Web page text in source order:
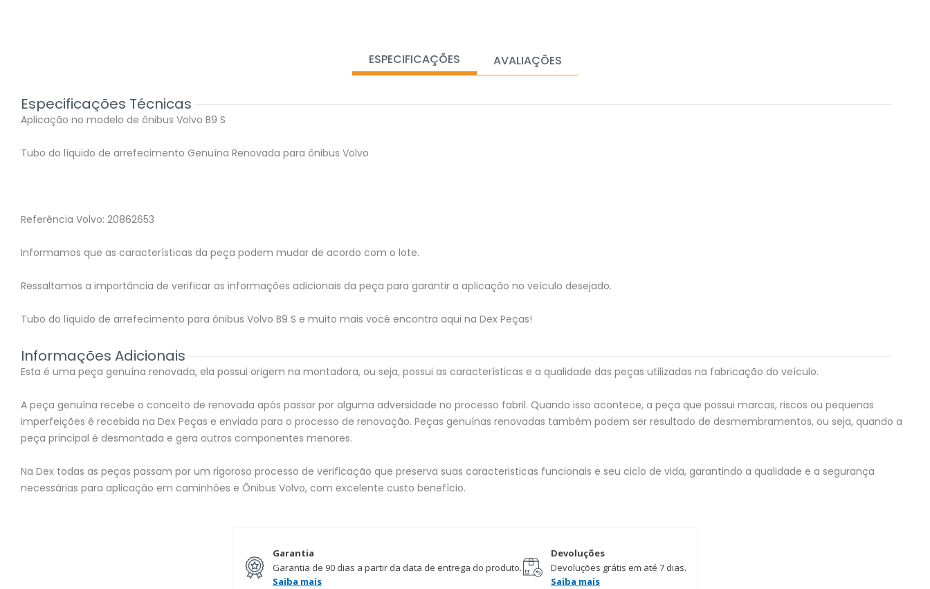
ESPECIFICAÇÕES AVALIAÇÕES
Especificações Técnicas
Aplicação no modelo de ônibus Volvo B9 S
Tubo do líquido de arrefecimento Genuína Renovada para ônibus Volvo
Referência Volvo: 20862653
Informamos que as características da peça podem mudar de acordo com o lote.
Ressaltamos a importância de verificar as informações adicionais da peça para garantir a aplicação no veículo desejado.
Tubo do líquido de arrefecimento para ônibus Volvo B9 S e muito mais você encontra aqui na Dex Peças!
Informações Adicionais
Esta é uma peça genuína renovada, ela possui origem na montadora, ou seja, possui as características e a qualidade das peças utilizadas na fabricação do veículo.
A peça genuína recebe o conceito de renovada após passar por alguma adversidade no processo fabril. Quando isso acontece, a peça que possui marcas, riscos ou pequenas
imperfeições é recebida na Dex Peças e enviada para o processo de renovação. Peças genuínas renovadas também podem ser resultado de desmembramentos, ou seja, quando a
peça principal é desmontada e gera outros componentes menores.
Na Dex todas as peças passam por um rigoroso processo de verificação que preserva suas caracteristicas funcionais e seu ciclo de vida, garantindo a qualidade e a segurança
necessárias para aplicação em caminhões e Ônibus Volvo, com excelente custo benefício.
Garantia
Garantia de 90 dias a partir da data de entrega do produto.
Saiba mais
Devoluções
Devoluções grátis em até 7 dias.
Saiba mais